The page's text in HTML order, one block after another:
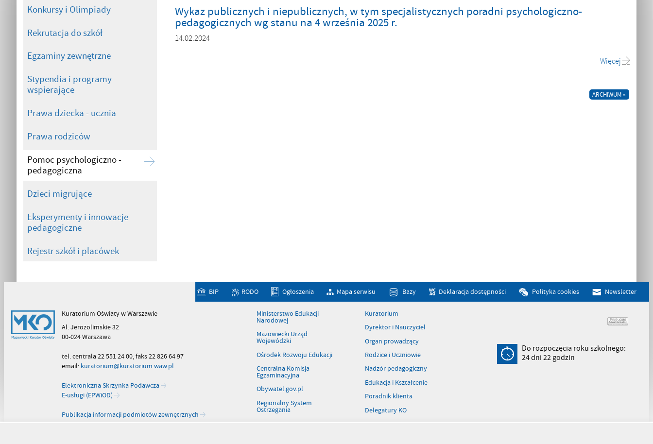
Konkursy i Olimpiady
Rekrutacja do szkół
Egzaminy zewnętrzne
Stypendia i programy
wspierające
Prawa dziecka - ucznia
Prawa rodziców
Pomoc psychologiczno -
pedagogiczna
Dzieci migrujące
Eksperymenty i innowacje
pedagogiczne
Rejestr szkół i placówek
Wykaz publicznych i niepublicznych, w tym specjalistycznych poradni psychologiczno-
pedagogicznych wg stanu na 4 września 2025 r.
14.02.2024
Więcej
ARCHIWUM »
Kuratorium Oświaty w Warszawie
Al. Jerozolimskie 32
00-024 Warszawa
tel. centrala 22 551 24 00, faks 22 826 64 97
email: kuratorium@kuratorium.waw.pl
Elektroniczna Skrzynka Podawcza
E-usługi (EPWiOD)
Publikacja informacji podmiotów zewnętrznych
BIP RODO Ogłoszenia Mapa serwisu Bazy Deklaracja dostępności Polityka cookies Newsletter
Ministerstwo Edukacji
Narodowej
Mazowiecki Urząd
Wojewódzki
Ośrodek Rozwoju Edukacji
Centralna Komisja
Egzaminacyjna
Obywatel.gov.pl
Regionalny System
Ostrzegania
Kuratorium
Dyrektor i Nauczyciel
Organ prowadzący
Rodzice i Uczniowie
Nadzór pedagogiczny
Edukacja i Kształcenie
Poradnik klienta
Delegatury KO
Patronaty
Do rozpoczęcia roku szkolnego:
24dni22 godzin